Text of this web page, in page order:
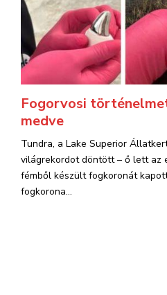
Fogorvosi
medve
Tundra, a Lake Superior
világrekordot döntött – ő lett az
fémből készült fogkoronát
fogkorona...